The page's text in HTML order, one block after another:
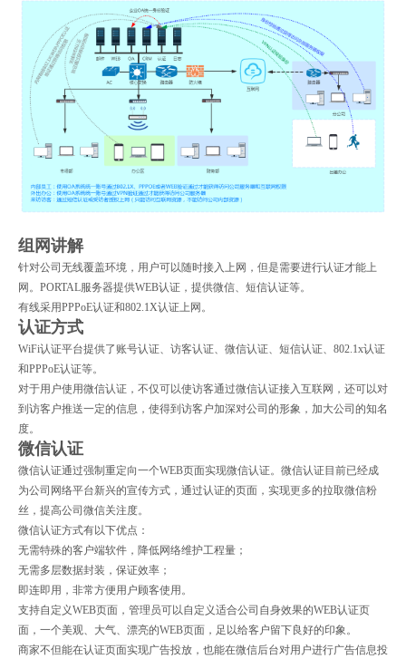
组网讲解
针对公司无线覆盖环境，用户可以随时接入上网，但是需要进行认证才能上
网。PORTAL服务器提供WEB认证，提供微信、短信认证等。
有线采用PPPoE认证和802.1X认证上网。
认证方式
WiFi认证平台提供了账号认证、访客认证、微信认证、短信认证、802.1x认证
和PPPoE认证等。
对于用户使用微信认证，不仅可以使访客通过微信认证接入互联网，还可以对
到访客户推送一定的信息，使得到访客户加深对公司的形象，加大公司的知名
度。
微信认证
微信认证通过强制重定向一个WEB页面实现微信认证。微信认证目前已经成
为公司网络平台新兴的宣传方式，通过认证的页面，实现更多的拉取微信粉
丝，提高公司微信关注度。
微信认证方式有以下优点：
无需特殊的客户端软件，降低网络维护工程量；
无需多层数据封装，保证效率；
即连即用，非常方便用户顾客使用。
支持自定义WEB页面，管理员可以自定义适合公司自身效果的WEB认证页
面，一个美观、大气、漂亮的WEB页面，足以给客户留下良好的印象。
商家不但能在认证页面实现广告投放，也能在微信后台对用户进行广告信息投